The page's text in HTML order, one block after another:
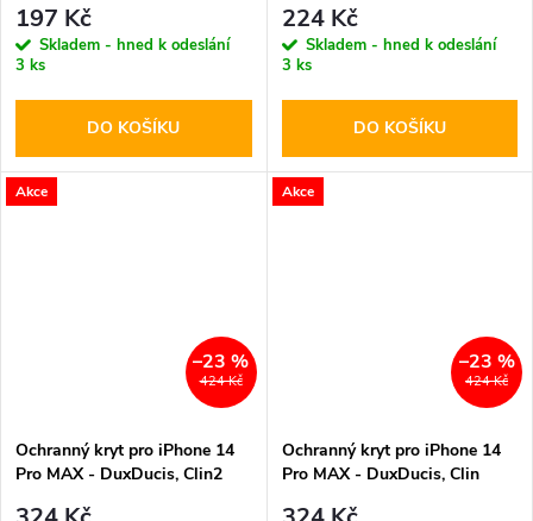
197 Kč
Skladem - hned k odeslání
3 ks
DO KOŠÍKU
224 Kč
Skladem - hned k odeslání
3 ks
DO KOŠÍKU
Akce
424 Kč
–23 %
Ochranný kryt pro iPhone 14
Pro MAX - DuxDucis, Clin2
Akce
424 Kč
–23 %
Ochranný kryt pro iPhone 14
Pro MAX - DuxDucis, Clin